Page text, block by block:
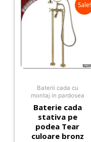
Sale!
Baterii cada cu
montaj in pardosea
Baterie cada
stativa pe
podea Tear
culoare bronz